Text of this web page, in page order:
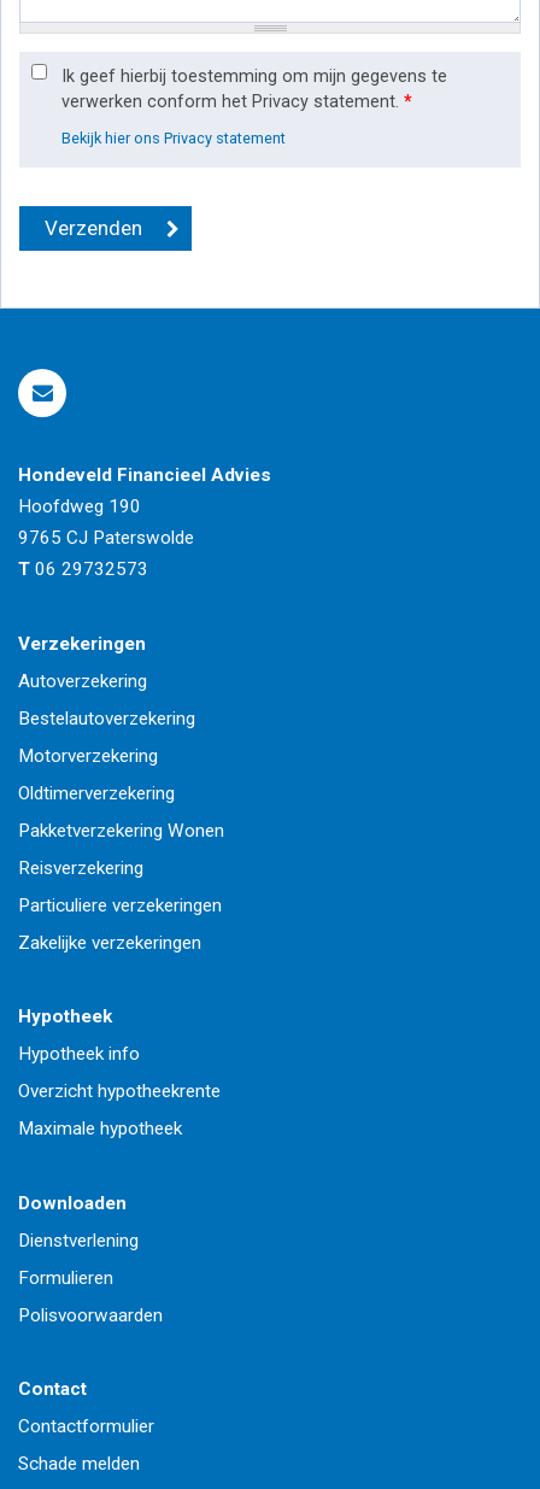
Ik geef hierbij toestemming om mijn gegevens te
verwerken conform het Privacy statement. *
Bekijk hier ons Privacy statement
Hondeveld Financieel Advies
Hoofdweg 190
9765 CJ Paterswolde
T 06 29732573
Verzekeringen
Autoverzekering
Bestelautoverzekering
Motorverzekering
Oldtimerverzekering
Pakketverzekering Wonen
Reisverzekering
Particuliere verzekeringen
Zakelijke verzekeringen
Hypotheek
Hypotheek info
Overzicht hypotheekrente
Maximale hypotheek
Downloaden
Dienstverlening
Formulieren
Polisvoorwaarden
Contact
Contactformulier
Schade melden